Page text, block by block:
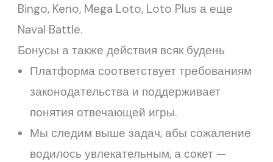
Bingo, Keno, Mega Loto, Loto Plus а еще
Naval Battle.
Бонусы а также действия всяк будень
Платформа соответствует требованиям
законодательства и поддерживает
понятия отвечающей игры.
Мы следим выше задач, абы сожаление
водилось увлекательным, а сокет —